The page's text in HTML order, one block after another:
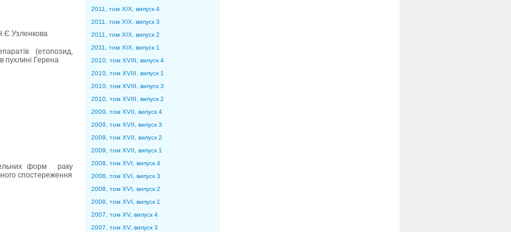
2011, том XIX, випуск 4
2011, том XIX, випуск 3
2011, том XIX, випуск 2
2011, том XIX, випуск 1
2010, том XVIII, випуск 4
2010, том XVIII, випуск 1
2010, том XVIII, випуск 3
2010, том XVIII, випуск 2
2009, том XVII, випуск 4
2009, том XVII, випуск 3
2009, том XVII, випуск 2
2009, том XVII, випуск 1
2008, том XVI, випуск 4
2008, том XVI, випуск 3
2008, том XVI, випуск 2
2008, том XVI, випуск 1
2007, том XV, випуск 4
2007, том XV, випуск 3
(етопозид,
пухлині Герена
форм раку
спостереження